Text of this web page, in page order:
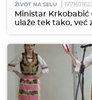
ŽIVOT NA SELU
Ministar Krkobabić
ulaže tek tako, već